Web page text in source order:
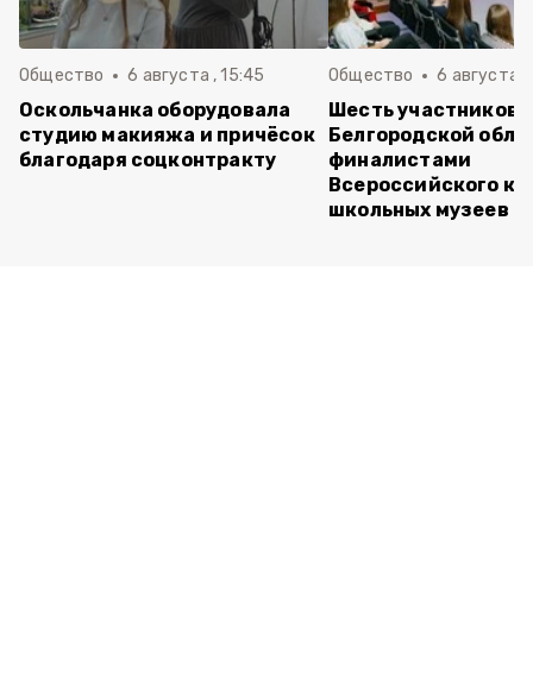
Общество 6 августа , 15:45
Оскольчанка оборудовала
студию макияжа и причёсок
благодаря соцконтракту
Общество 6 августа ,
Шесть участников
Белгородской
финалистами
Всероссийского
школьных музеев